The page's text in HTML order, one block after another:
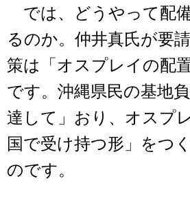
では、どうやって配
るのか。仲井真氏が要
策は「オスプレイの配
です。沖縄県民の基地
達して」おり、オスプ
国で受け持つ形」をつ
のです。